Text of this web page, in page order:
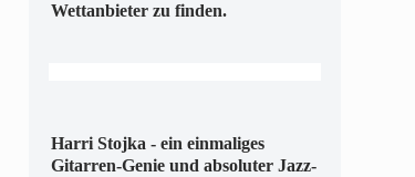
Wettanbieter zu finden.
Harri Stojka - ein einmaliges
Gitarren-Genie und absoluter Jazz-